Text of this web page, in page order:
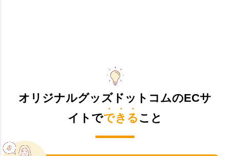
オリジナルグッズドットコムのECサ
イトでできる こと